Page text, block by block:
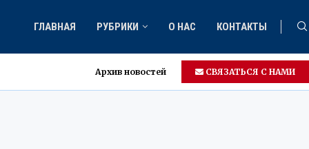
ГЛАВНАЯ РУБРИКИ О НАС КОНТАКТЫ
Архив новостей СВЯЗАТЬСЯ С НАМИ